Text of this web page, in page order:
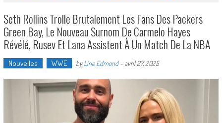
Seth Rollins Trolle Brutalement Les Fans Des Packers
Green Bay, Le Nouveau Surnom De Carmelo Hayes
Révélé, Rusev Et Lana Assistent À Un Match De La NBA
Nouvelles WWE byLine Edmond- avril 27, 2025